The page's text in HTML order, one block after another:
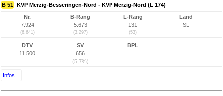
B 51 KVP Merzig-Besseringen-Nord - KVP Merzig-Nord (L 174)
Nr.
7.924
(6.641)
B-Rang
5.673
(3.297)
L-Rang
131
(53)
Land
SL
DTV
11.500
SV
656
(5,7%)
BPL
Infos...